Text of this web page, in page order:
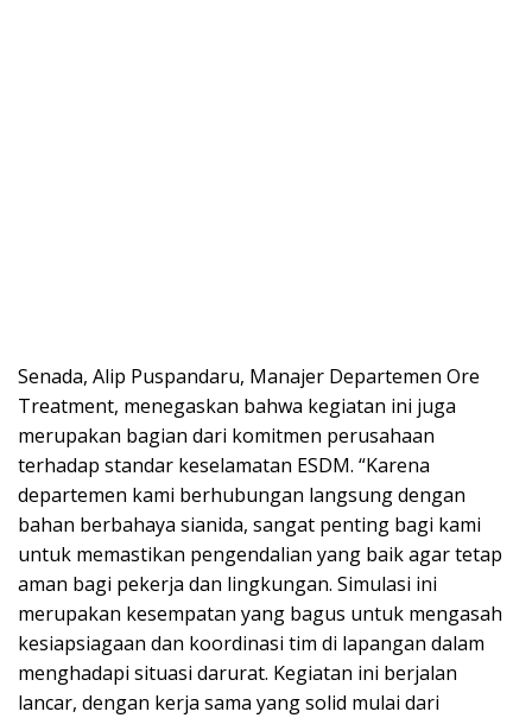
Senada, Alip Puspandaru, Manajer Departemen Ore
Treatment, menegaskan bahwa kegiatan ini juga
merupakan bagian dari komitmen perusahaan
terhadap standar keselamatan ESDM. “Karena
departemen kami berhubungan langsung dengan
bahan berbahaya sianida, sangat penting bagi kami
untuk memastikan pengendalian yang baik agar tetap
aman bagi pekerja dan lingkungan. Simulasi ini
merupakan kesempatan yang bagus untuk mengasah
kesiapsiagaan dan koordinasi tim di lapangan dalam
menghadapi situasi darurat. Kegiatan ini berjalan
lancar, dengan kerja sama yang solid mulai dari